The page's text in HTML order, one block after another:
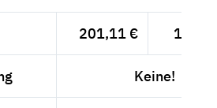
201,11 €
Keine!